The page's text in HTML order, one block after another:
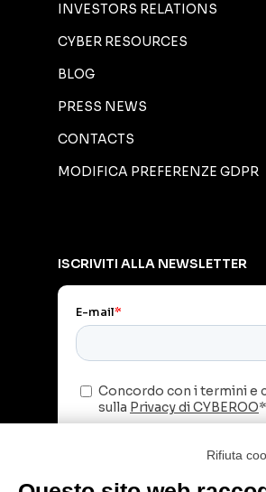
INVESTORS RELATIONS
CYBER RESOURCES
BLOG
PRESS NEWS
CONTACTS
MODIFICA PREFERENZE GDPR
ISCRIVITI ALLA NEWSLETTER
Rifiuta